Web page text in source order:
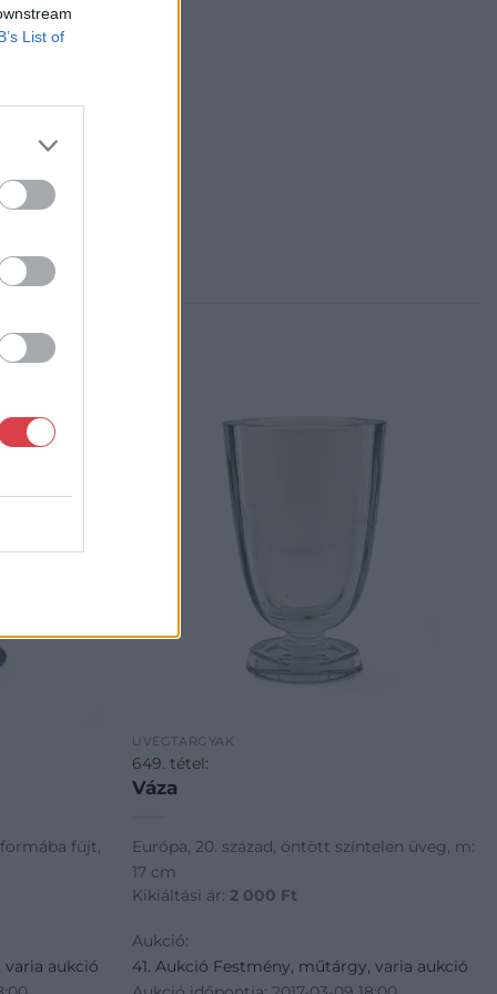
List of
Falk Miksa u. 24-26.
formába fújt,
varia aukció
ÜVEGTÁRGYAK
649. tétel:
Váza
Európa, 20. század, öntött színtelen üveg, m:
17 cm
Kikiáltási ár: 2 000 Ft
Aukció:
41. Aukció Festmény, műtárgy, varia aukció